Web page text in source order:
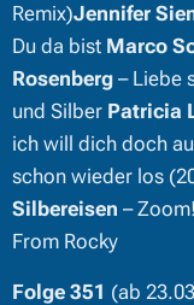
Remix)Jennifer
Du da bist Marco
Rosenberg – Liebe
und Silber Patricia
ich will dich doch
schon wieder los
Silbereisen – Zoom!
From Rocky
Folge 351 (ab